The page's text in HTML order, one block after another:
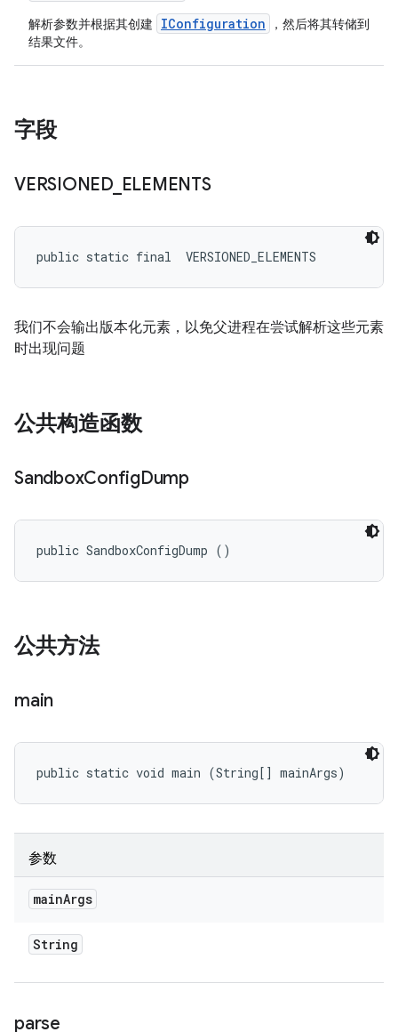
解析参数并根据其创建 IConfiguration
，然后将其转储到
结果文件。
字段
VERSIONED_ ELEMENTS
public static final VERSIONED_ELEMENTS
我们不会输出版本化元素，以免父进程在尝试解析这些元素
时出现问题
公共构造函数
SandboxConfigDump
public SandboxConfigDump ()
公共方法
main
public static void main (String[] mainArgs)
参数
mainArgs
String
parse